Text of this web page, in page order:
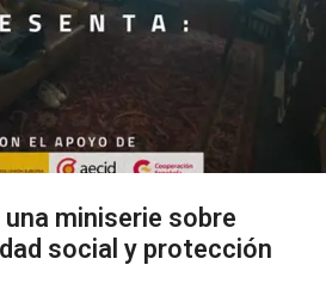
miniserie sobre
social y protección